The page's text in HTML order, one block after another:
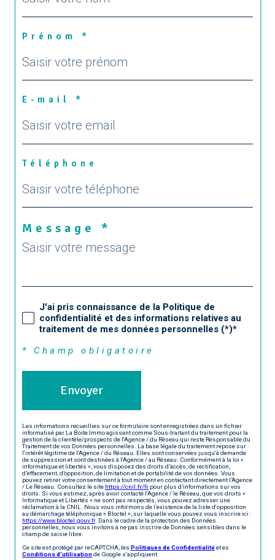
Prénom *
E-mail *
Téléphone
Message *
J'ai pris connaissance de la Politique de
confidentialité et des informations relatives au
traitement de mes données personnelles (*)*
* Champ obligatoire
Envoyer
Les informations recueillies sur ce formulaire sont enregistrées dans un fichier
informatisé par La Boite Immo agissant comme Sous-traitant du traitement pour la
gestion de la clientèle/prospects de l'Agence / du Réseau qui reste Responsable du
Traitement de vos Données personnelles. La base légale du traitement repose sur
l'intérêt légitime de l'Agence / du Réseau. Elles sont conservées jusqu'à demande
de suppression et sont destinées à l'Agence / au Réseau. Conformément à la loi «
informatique et libertés », vous disposez des droits d’accès, de rectification,
d’effacement, d’opposition, de limitation et de portabilité de vos données. Vous
pouvez retirer votre consentement à tout moment en contactant directement l’Agence
/ Le Réseau. Consultez le site https://cnil.fr/fr pour plus d’informations sur vos
droits. Si vous estimez, après avoir contacté l'Agence / le Réseau, que vos droits «
Informatique et Libertés » ne sont pas respectés, vous pouvez adresser une
réclamation à la CNIL. Nous vous informons de l’existence de la liste d'opposition
au démarchage téléphonique « Bloctel », sur laquelle vous pouvez vous inscrire ici :
https://www.bloctel.gouv.fr. Dans le cadre de la protection des Données
personnelles, nous vous invitons à ne pas inscrire de Données sensibles dans le
champ de saisie libre.
Ce site est protégé par reCAPTCHA, les Politiques de Confidentialitéet es
Conditions d'utilisationde Google s'appliquent.